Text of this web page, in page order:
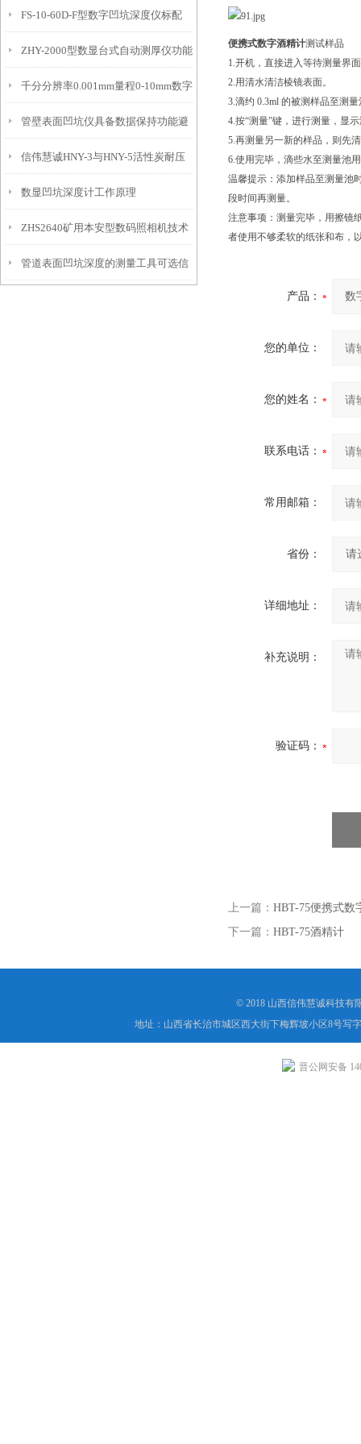
态的实时监测设备
FS-10-60D-F型数字凹坑深度仪标配
IP54级表头分辨率0.01mm量程
10mm！
ZHY-2000型数显台式自动测厚仪功能
特点
千分分辨率0.001mm量程0-10mm数字
埋头度仪技术参数！
管壁表面凹坑仪具备数据保持功能避
免测试过程中测针移动导致数据变动
信伟慧诚HNY-3与HNY-5活性炭耐压
强度测定仪技术参数！
数显凹坑深度计工作原理
ZHS2640矿用本安型数码照相机技术
参数！
管道表面凹坑深度的测量工具可选信
便携式数字酒精计测试样品
1.开机，直接进入等待测量界
2.用清水清洁棱镜表面。
3.滴约 0.3ml 的被测样品至测
4.按“测量”键，进行测量，显
5.再测量另一新的样品，则先
6.使用完毕，滴些水至测量池
温馨提示：添加样品至测量池
段时间再测量。
注意事项：测量完毕，用擦镜
者使用不够柔软的纸张和布，
产品：
您的单位：
您的姓名：
联系电话：
常用邮箱：
省份：
详细地址：
补充说明：
验证码：
上一篇： HBT-75便携式数
下一篇： HBT-75酒精计
© 2018 山西信伟慧诚科技有
地址：山西省长治市城区西大街下梅辉坡小区8号写
晋公网安备